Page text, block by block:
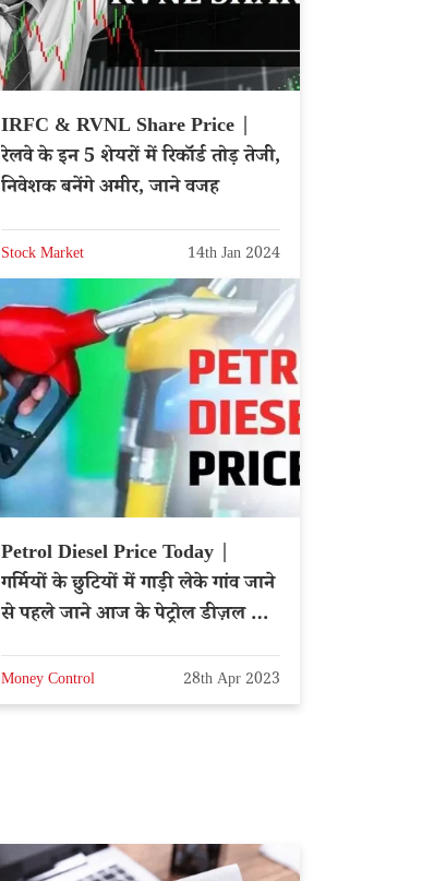
IRFC & RVNL Share Price |
रेलवे के इन 5 शेयरों में रिकॉर्ड तोड़ तेजी,
निवेशक बनेंगे अमीर, जाने वजह
Stock Market 14th Jan 2024
Petrol Diesel Price Today |
गर्मियों के छुटियों में गाड़ी लेके गांव जाने
से पहले जाने आज के पेट्रोल डीज़ल के
Money Control 28th Apr 2023